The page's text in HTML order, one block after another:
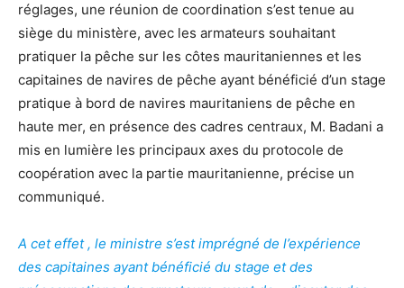
réglages, une réunion de coordination s’est tenue au
siège du ministère, avec les armateurs souhaitant
pratiquer la pêche sur les côtes mauritaniennes et les
capitaines de navires de pêche ayant bénéficié d’un stage
pratique à bord de navires mauritaniens de pêche en
haute mer, en présence des cadres centraux, M. Badani a
mis en lumière les principaux axes du protocole de
coopération avec la partie mauritanienne, précise un
communiqué.
A cet effet , le ministre s’est imprégné de l’expérience
des capitaines ayant bénéficié du stage et des